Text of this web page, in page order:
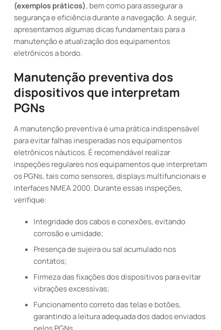
(exemplos práticos), bem como para assegurar a
segurança e eficiência durante a navegação. A seguir,
apresentamos algumas dicas fundamentais para a
manutenção e atualização dos equipamentos
eletrônicos a bordo.
Manutenção preventiva dos
dispositivos que interpretam
PGNs
A manutenção preventiva é uma prática indispensável
para evitar falhas inesperadas nos equipamentos
eletrônicos náuticos. É recomendável realizar
inspeções regulares nos equipamentos que interpretam
os PGNs, tais como sensores, displays multifuncionais e
interfaces NMEA 2000. Durante essas inspeções,
verifique:
Integridade dos cabos e conexões, evitando
corrosão e umidade;
Presença de sujeira ou sal acumulado nos
contatos;
Firmeza das fixações dos dispositivos para evitar
vibrações excessivas;
Funcionamento correto das telas e botões,
garantindo a leitura adequada dos dados enviados